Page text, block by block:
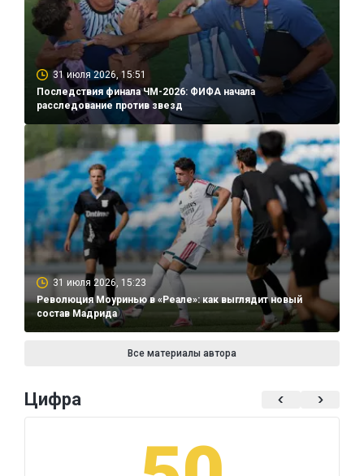
31 июля 2026, 15:51
Последствия финала ЧМ-2026: ФИФА начала
расследование против звезд
31 июля 2026, 15:23
Революция Моуринью в «Реале»: как выглядит новый
состав Мадрида
Все материалы автора
Цифра